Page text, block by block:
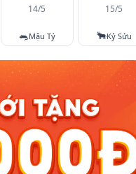
14/5
🐀Mậu Tý
15/5
🐂Kỷ Sửu